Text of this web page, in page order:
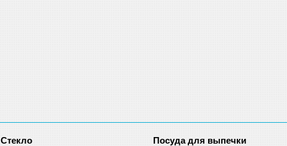
Стекло Посуда для выпечки